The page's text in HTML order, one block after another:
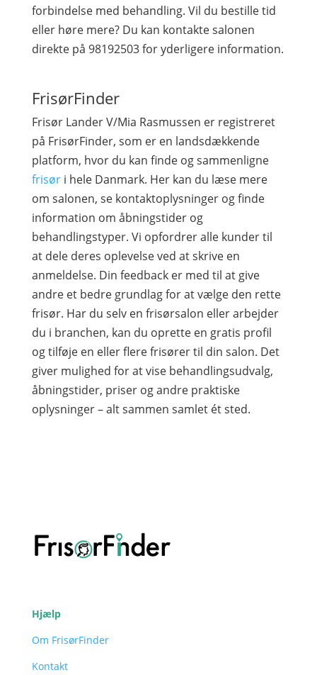
forbindelse med behandling. Vil du bestille tid
eller høre mere? Du kan kontakte salonen
direkte på 98192503 for yderligere information.
FrisørFinder
Frisør Lander V/Mia Rasmussen er registreret
på FrisørFinder, som er en landsdækkende
platform, hvor du kan finde og sammenligne
frisøri hele Danmark. Her kan du læse mere
om salonen, se kontaktoplysninger og finde
information om åbningstider og
behandlingstyper. Vi opfordrer alle kunder til
at dele deres oplevelse ved at skrive en
anmeldelse. Din feedback er med til at give
andre et bedre grundlag for at vælge den rette
frisør. Har du selv en frisørsalon eller arbejder
du i branchen, kan du oprette en gratis profil
og tilføje en eller flere frisører til din salon. Det
giver mulighed for at vise behandlingsudvalg,
åbningstider, priser og andre praktiske
oplysninger – alt sammen samlet ét sted.
Hjælp
Om FrisørFinder
Kontakt